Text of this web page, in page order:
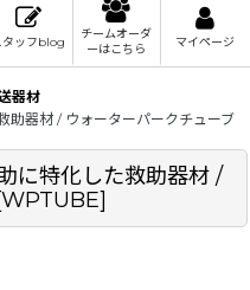
タッフblog
チームオーダ
ーはこちら
マイページ
器材
助器材 / ウォーターパークチューブ
に特化した救助器材 /
WPTUBE]